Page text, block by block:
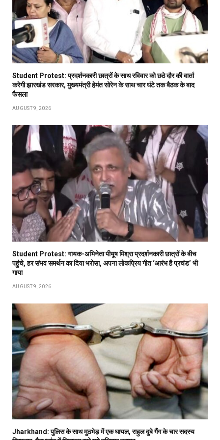
Student Protest: प्रदर्शनकारी छात्रों के साथ रविवार को छठे दौर की वार्ता
करेगी झारखंड सरकार, मुख्यमंत्री हेमंत सोरेन के साथ चार घंटे तक बैठक के बाद
फैसला
AUGUST 9, 2026
Student Protest: गायक-अभिनेता पीयूष मिश्रा प्रदर्शनकारी छात्रों के बीच
पहुंचे, हर संभव समर्थन का दिया भरोसा, अपना लोकप्रिय गीत ‘आरंभ है प्रचंड’ भी
गाया
AUGUST 9, 2026
Jharkhand: पुलिस के साथ मुठभेड़ में एक घायल, राहुल दुबे गैंग के चार सदस्य